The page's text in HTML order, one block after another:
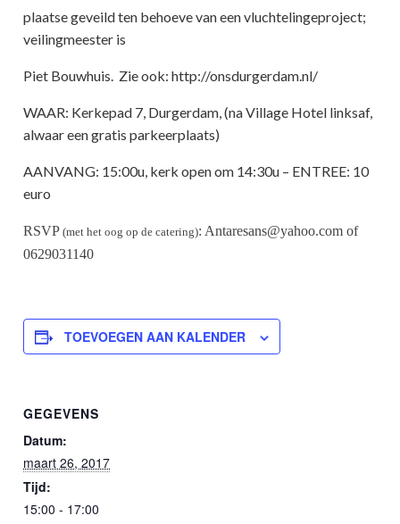
plaatse geveild ten behoeve van een vluchtelingeproject;
veilingmeester is
Piet Bouwhuis. Zie ook: http://onsdurgerdam.nl/
WAAR: Kerkepad 7, Durgerdam, (na Village Hotel linksaf,
alwaar een gratis parkeerplaats)
AANVANG: 15:00u, kerk open om 14:30u – ENTREE: 10
euro
RSVP(met het oog op de catering): Antaresans@yahoo.com of
0629031140
TOEVOEGEN AAN KALENDER
GEGEVENS
Datum:
maart 26, 2017
Tijd:
15:00 - 17:00